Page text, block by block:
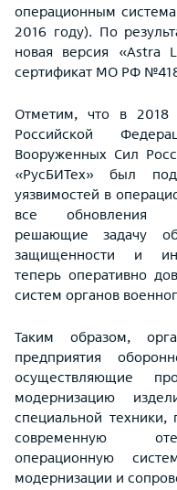
операционным
2016 году). По
новая версия «Astra
сертификат МО РФ
Отметим, что в 2018
Российской
Вооруженных Сил
«РусБИТех» был
уязвимостей в
все обновления
решающие задачу
защищенности и
теперь оперативно
систем органов
Таким образом,
предприятия
осуществляющие
модернизацию
специальной
современную
операционную
модернизации и